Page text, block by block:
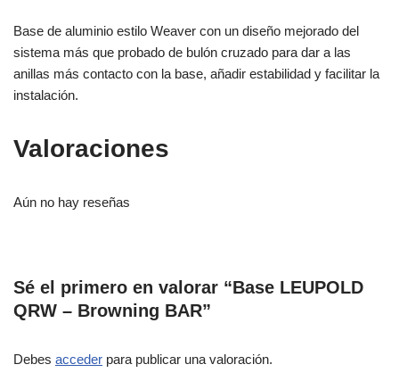
Base de aluminio estilo Weaver con un diseño mejorado del
sistema más que probado de bulón cruzado para dar a las
anillas más contacto con la base, añadir estabilidad y facilitar la
instalación.
Valoraciones
Aún no hay reseñas
Sé el primero en valorar “Base LEUPOLD
QRW – Browning BAR”
Debes acceder para publicar una valoración.